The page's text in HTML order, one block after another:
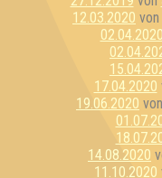
12.03.2020 von
02.04.2020
17.04.2020
19.06.2020 von
14.08.2020
11.10.2020